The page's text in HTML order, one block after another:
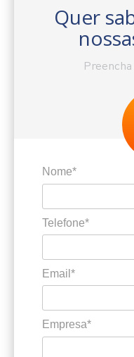
Quer
Nome*
Telefone*
Email*
Empresa*